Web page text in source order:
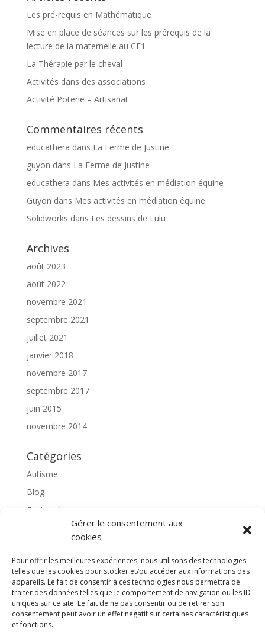
Gérer le consentement aux
cookies
Pour offrir les meilleures expériences, nous utilisons des technologies
telles que les cookies pour stocker et/ou accéder aux informations des
appareils. Le fait de consentir à ces technologies nous permettra de
traiter des données telles que le comportement de navigation ou les ID
uniques sur ce site. Le fait de ne pas consentir ou de retirer son
consentement peut avoir un effet négatif sur certaines caractéristiques
et fonctions.
Les pré-requis en Mathématique
Mise en place de séances sur les prérequis de la
lecture de la maternelle au CE1
La Thérapie par le cheval
Activités dans des associations
Activité Poterie – Artisanat
Commentaires récents
educathera dans La Ferme de Justine
guyon dans La Ferme de Justine
educathera dans Mes activités en médiation équine
Guyon dans Mes activités en médiation équine
Solidworks dans Les dessins de Lulu
Archives
août 2023
août 2022
novembre 2021
septembre 2021
juillet 2021
janvier 2018
novembre 2017
septembre 2017
juin 2015
novembre 2014
Catégories
Autisme
Blog
Featured
l'apprentissage scolaire
Non classé
partenaires
Poterie
rassemblons nos expériences